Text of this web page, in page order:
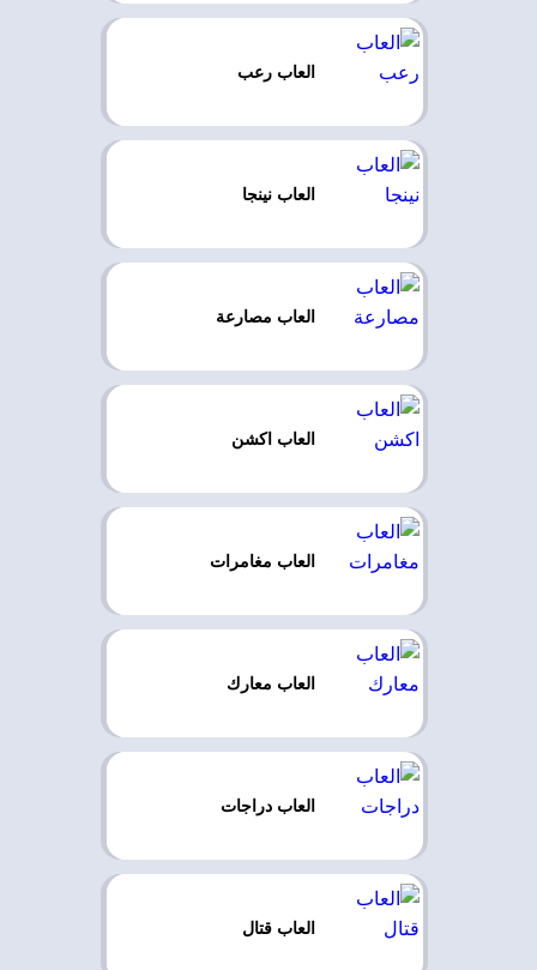
العاب رعب
العاب نينجا
العاب مصارعة
العاب اكشن
العاب مغامرات
العاب معارك
العاب دراجات
العاب قتال